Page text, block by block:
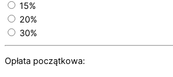
15%
20%
30%
Opłata początkowa: